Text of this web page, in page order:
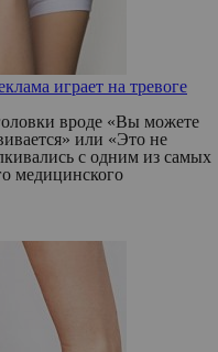
играет на тревоге
вроде «Вы можете
или «Это не
с одним из самых
медицинского